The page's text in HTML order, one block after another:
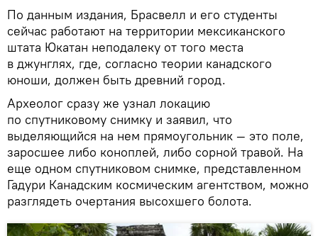
По данным издания, Брасвелл и его студенты
сейчас работают на территории мексиканского
штата Юкатан неподалеку от того места
в джунглях, где, согласно теории канадского
юноши, должен быть древний город.
Археолог сразу же узнал локацию
по спутниковому снимку и заявил, что
выделяющийся на нем прямоугольник — это поле,
заросшее либо коноплей, либо сорной травой. На
еще одном спутниковом снимке, представленном
Гадури Канадским космическим агентством, можно
разглядеть очертания высохшего болота.